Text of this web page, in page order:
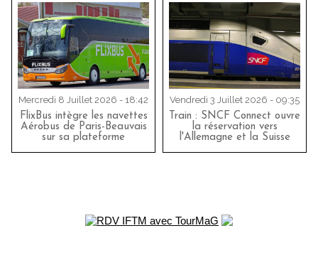
Mercredi 8 Juillet 2026 - 18:42
FlixBus intègre les navettes
Aérobus de Paris-Beauvais
sur sa plateforme
Vendredi 3 Juillet 2026 - 09:35
Train : SNCF Connect ouvre
la réservation vers
l'Allemagne et la Suisse